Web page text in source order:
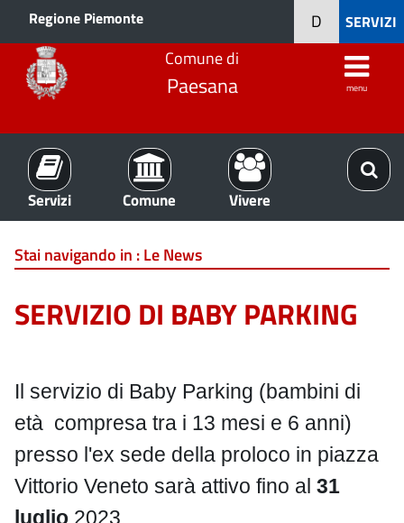
Regione Piemonte SERVIZI
D
Comune di
Paesana menu
Servizi Comune Vivere
Stai navigando in :Le News
SERVIZIO DI BABY PARKING
Il servizio di Baby Parking (bambini di
età compresa tra i 13 mesi e 6 anni)
presso l'ex sede della proloco in piazza
Vittorio Veneto sarà attivo fino al 31
luglio 2023.